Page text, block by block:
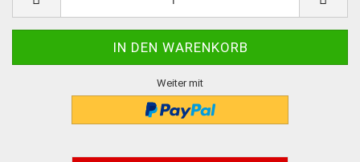
Weiter mit